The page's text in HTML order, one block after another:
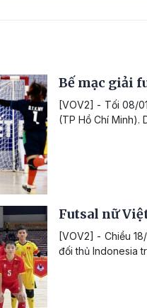
Bế mạc giải
[VOV2] - Tối 08/
(TP Hồ Chí Minh).
Futsal nữ
[VOV2] - Chiều
đối thủ Indonesia